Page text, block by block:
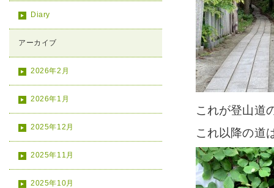
Diary
アーカイブ
2026年2月
2026年1月
2025年12月
2025年11月
2025年10月
これが登山道
これ以降の道